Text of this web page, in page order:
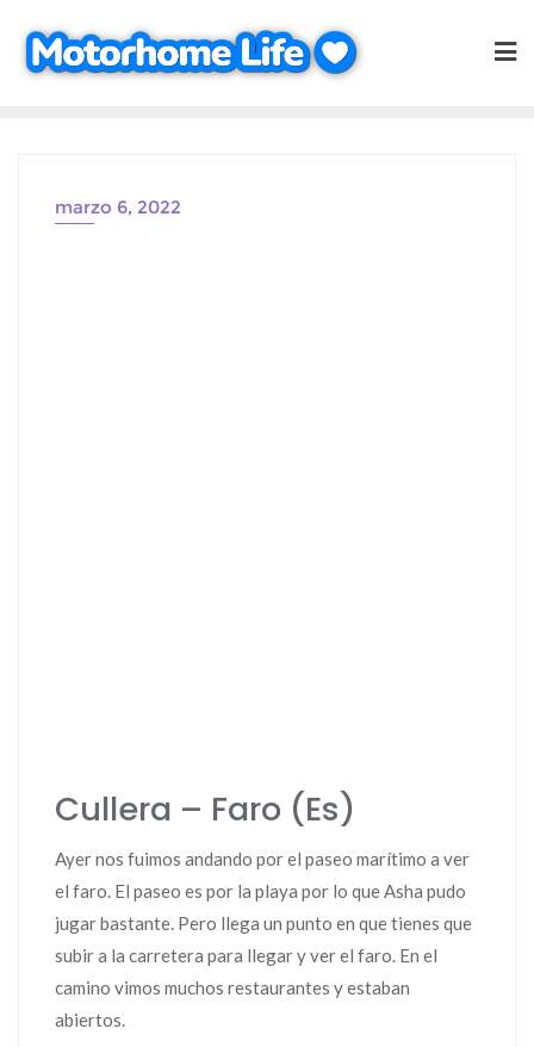
contenido
marzo 6, 2022
Cullera – Faro (Es)
Ayer nos fuimos andando por el paseo marítimo a ver
el faro. El paseo es por la playa por lo que Asha pudo
jugar bastante. Pero llega un punto en que tienes que
subir a la carretera para llegar y ver el faro. En el
camino vimos muchos restaurantes y estaban
abiertos.